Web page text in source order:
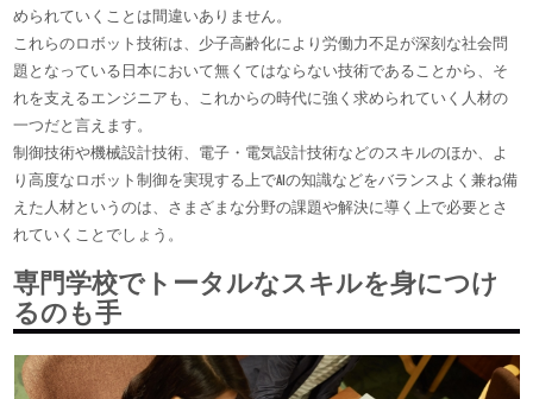
められていくことは間違いありません。
これらのロボット技術は、少子高齢化により労働力不足が深刻な社会問
題となっている日本において無くてはならない技術であることから、そ
れを支えるエンジニアも、これからの時代に強く求められていく人材の
一つだと言えます。
制御技術や機械設計技術、電子・電気設計技術などのスキルのほか、よ
り高度なロボット制御を実現する上でAIの知識などをバランスよく兼ね備
えた人材というのは、さまざまな分野の課題や解決に導く上で必要とさ
れていくことでしょう。
専門学校でトータルなスキルを身につけ
るのも手